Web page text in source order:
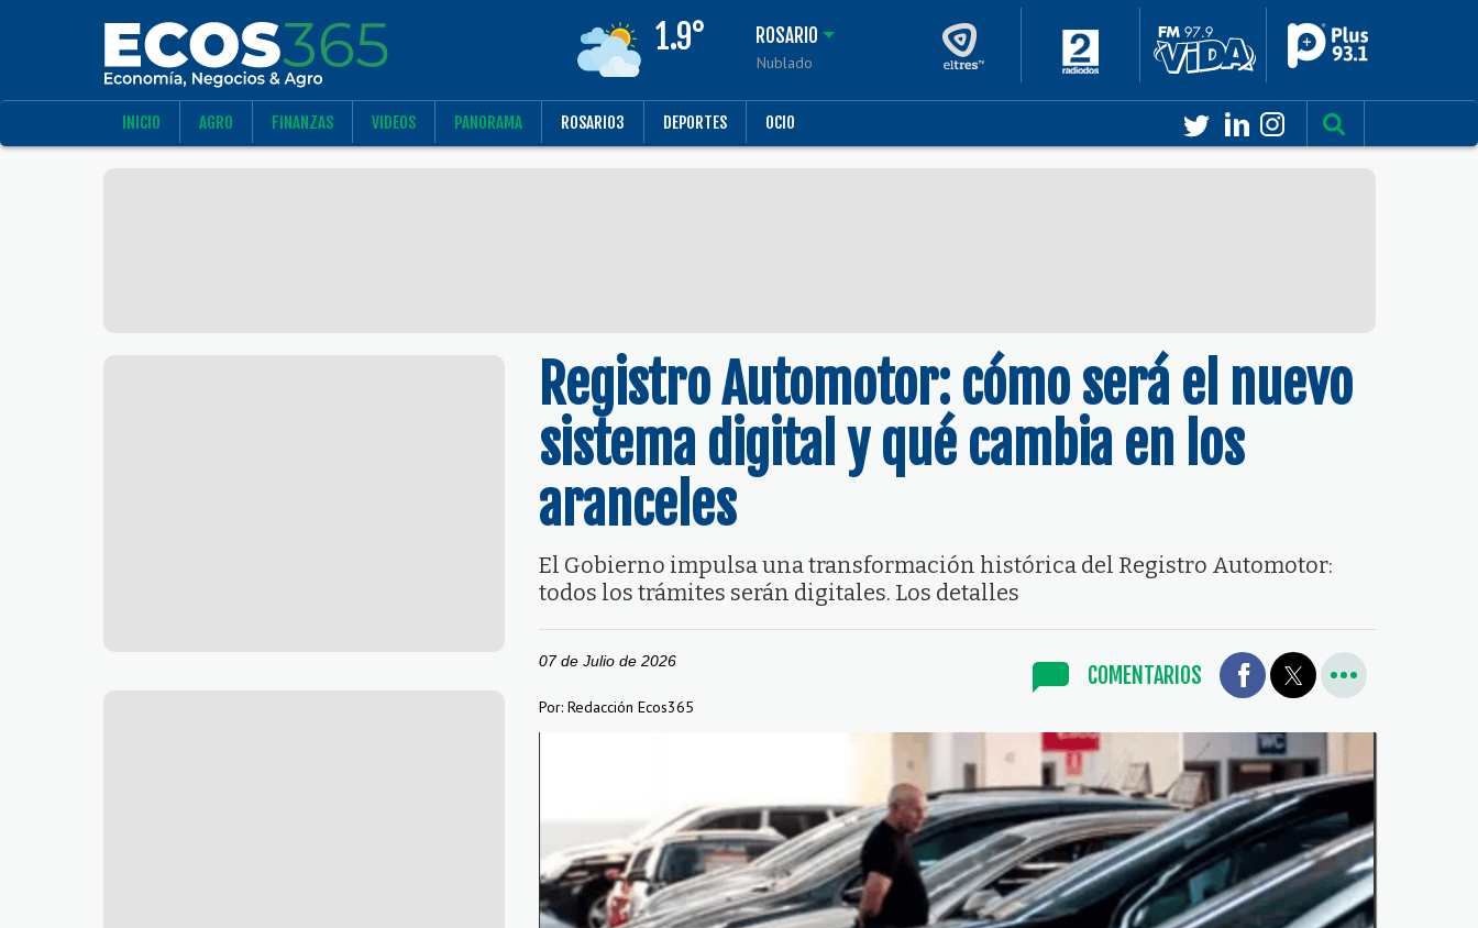
1.9° ROSARIO
Nublado
INICIO AGRO FINANZAS VIDEOS PANORAMA ROSARIO3 DEPORTES OCIO
Registro Automotor: cómo será el nuevo
sistema digital y qué cambia en los
aranceles
El Gobierno impulsa una transformación histórica del Registro Automotor:
todos los trámites serán digitales. Los detalles
07 de Julio de 2026
Por: Redacción Ecos365
COMENTARIOS